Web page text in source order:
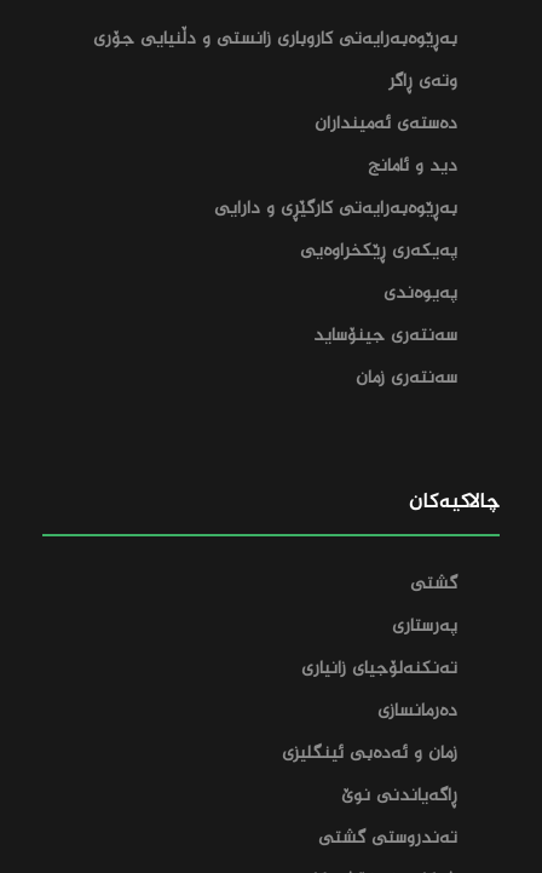
بەڕێوەبەرایەتی کاروباری زانستی و دڵنیایی جۆری
وتەی ڕاگر
دەستەی ئەمینداران
دید و ئامانج
بەڕێوەبەرایەتی کارگێڕی و دارایی‌
پەیکەری ڕێکخراوەیی
پەیوەندی
سەنتەری جینۆساید
سەنتەری زمان
چالاکیەکان
گشتی
پەرستاری
تەنکنەلۆجیای زانیاری
دەرمانسازی
زمان و ئەدەبی ئینگلیزی
ڕاگەیاندنی نوێ
تەندروستی گشتی